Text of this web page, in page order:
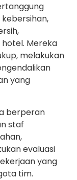
Mereka
melakukan
yang
berperan
staf
evaluasi
yang
tim.